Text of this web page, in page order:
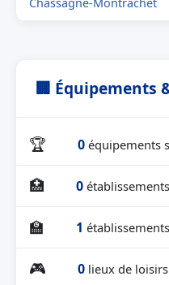
🏢 Équipements
🏆 0 équipements
🏥 0
🏫 1
🎮 0 lieux de loisirs